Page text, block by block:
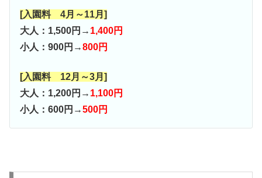
[入園料 4月～11月]
大人：1,500円→ 1,400円
小人：900円→800円
[入園料 12月～3月]
大人：1,200円→ 1,100円
小人：600円→500円